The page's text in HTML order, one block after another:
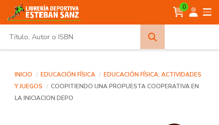
0
INICIO EDUCACIÓN FÍSICA
EDUCACIÓN FÍSICA: ACTIVIDADES
Y JUEGOS
COOPITIENDO UNA PROPUESTA COOPERATIVA EN
LA INICIACION DEPO